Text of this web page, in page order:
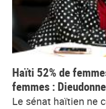
Haïti 52% de
femmes :
Le sénat haïtien ne